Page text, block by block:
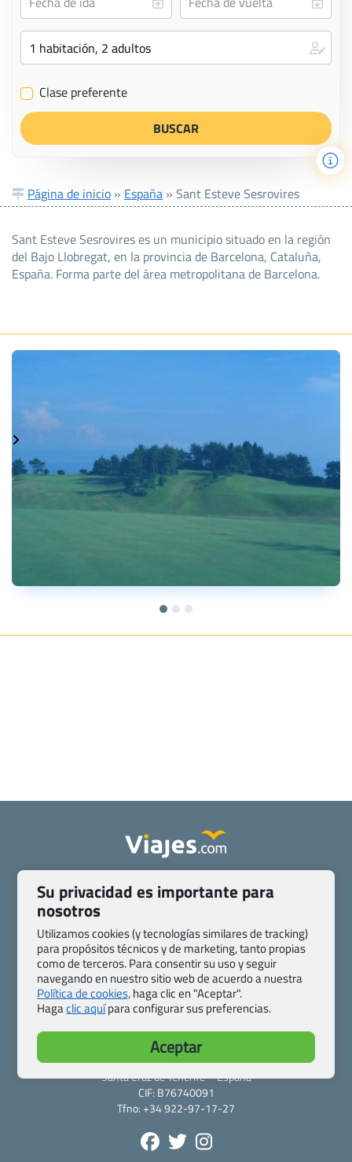
✔ Clase preferente
Página de inicio » España » Sant Esteve Sesrovires
Sant Esteve Sesrovires es un municipio situado en la región
del Bajo Llobregat, en la provincia de Barcelona, Cataluña,
España. Forma parte del área metropolitana de Barcelona.
Pasaporte, Visado, Salud y otras disposiciones específicas
Blog de Viajes.com
Preguntas frecuentes
Condiciones generales
Política de privacidad y cookies
Transparencia
Todas las páginas – sitemap
Viajes.com
Last Minute Express S.L.U.
c/ Drago, CC HLS, Local 13
38660 Miraverde – Adeje
Santa Cruz de Tenerife – España
CIF: B76740091
Tfno: +34 922-97-17-27
Su privacidad es importante para
nosotros
Utilizamos cookies (y tecnologías similares de tracking)
para propósitos técnicos y de marketing, tanto propias
como de terceros. Para consentir su uso y seguir
navegando en nuestro sitio web de acuerdo a nuestra
Política de cookies,haga clic en "Aceptar".
Hagaclic aquípara configurar sus preferencias.
Aceptar